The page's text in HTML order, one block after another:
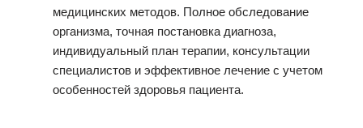
медицинских методов. Полное обследование
организма, точная постановка диагноза,
индивидуальный план терапии, консультации
специалистов и эффективное лечение с учетом
особенностей здоровья пациента.